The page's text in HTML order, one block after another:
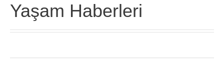
Yaşam Haberleri